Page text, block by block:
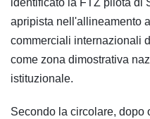
identificato la FTZ pilota di
apripista nell'allineamento
commerciali internazionali
come zona dimostrativa
istituzionale.
Secondo la circolare, dopo